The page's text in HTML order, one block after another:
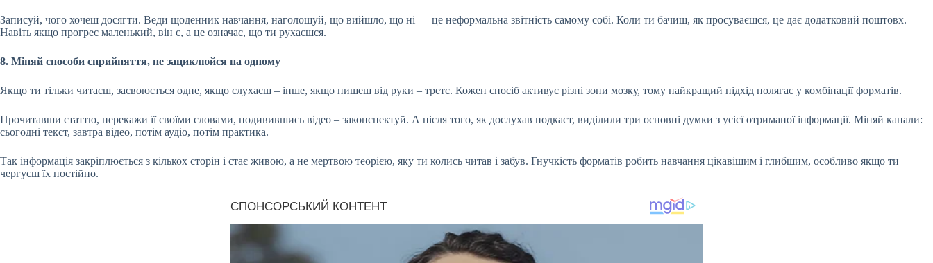
Записуй, чого хочеш досягти. Веди щоденник навчання, наголошуй, що вийшло, що ні — це неформальна звітність самому собі. Коли ти бачиш, як просуваєшся, це дає додатковий поштовх.
Навіть якщо прогрес маленький, він є, а це означає, що ти рухаєшся.
8. Міняй способи сприйняття, не зациклюйся на одному
Якщо ти тільки читаєш, засвоюється одне, якщо слухаєш – інше, якщо пишеш від руки – третє. Кожен спосіб активує різні зони мозку, тому найкращий підхід полягає у комбінації форматів.
Прочитавши статтю, перекажи її своїми словами, подивившись відео – законспектуй. А після того, як дослухав подкаст, виділили три основні думки з усієї отриманої інформації. Міняй канали:
сьогодні текст, завтра відео, потім аудіо, потім практика.
Так інформація закріплюється з кількох сторін і стає живою, а не мертвою теорією, яку ти колись читав і забув. Гнучкість форматів робить навчання цікавішим і глибшим, особливо якщо ти
чергуєш їх постійно.